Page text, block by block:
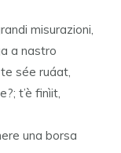
misurazioni,
a nastro
sée ruáat,
t’è finìit,
una borsa